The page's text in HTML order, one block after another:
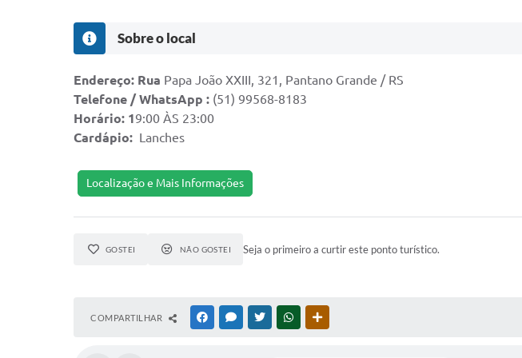
Sobre o local
Endereço: Rua Papa João XXIII, 321, Pantano Grande / RS
Telefone / WhatsApp : (51) 99568-8183
Horário: 19:00 ÀS 23:00
Cardápio: Lanches
Localização e Mais Informações
GOSTEI NÃO GOSTEI Seja o primeiro a curtir este ponto turístico.
COMPARTILHAR FACEBOOKMESSENGER
TWITTERWHATSAPP